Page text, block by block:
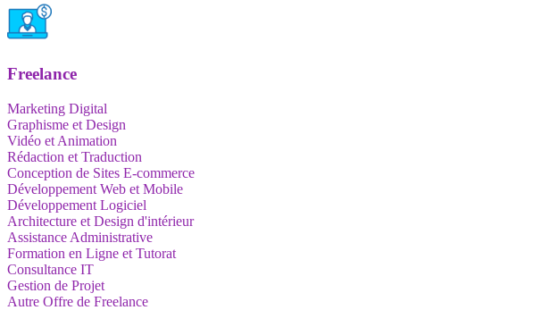
Freelance
Marketing Digital
Graphisme et Design
Vidéo et Animation
Rédaction et Traduction
Conception de Sites E-commerce
Développement Web et Mobile
Développement Logiciel
Architecture et Design d'intérieur
Assistance Administrative
Formation en Ligne et Tutorat
Consultance IT
Gestion de Projet
Autre Offre de Freelance